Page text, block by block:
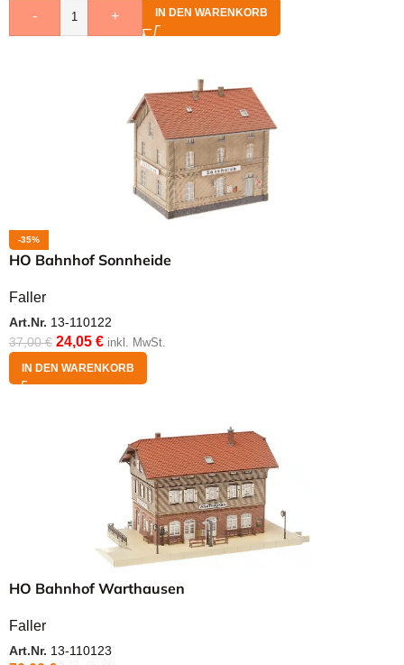
- + IN DEN WARENKORB
-35%
HO Bahnhof Sonnheide
Faller
Art.Nr. 13-110122
37,00€ 24,05 € inkl. MwSt.
IN DEN WARENKORB
HO Bahnhof Warthausen
Faller
Art.Nr. 13-110123